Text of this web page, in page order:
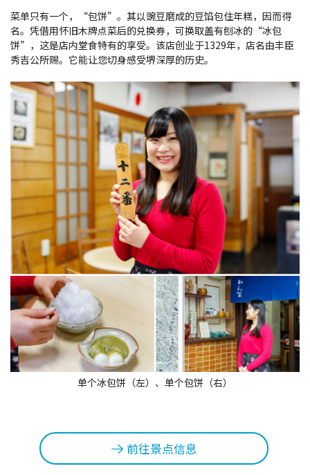
菜单只有一个，“包饼”。其以豌豆磨成的豆馅包住年糕，因而得
名。凭借用怀旧木牌点菜后的兑换券，可换取盖有刨冰的“冰包
饼”，这是店内堂食特有的享受。该店创业于1329年，店名由丰臣
秀吉公所赐。它能让您切身感受堺深厚的历史。
单个冰包饼（左）、单个包饼（右）
前往景点信息